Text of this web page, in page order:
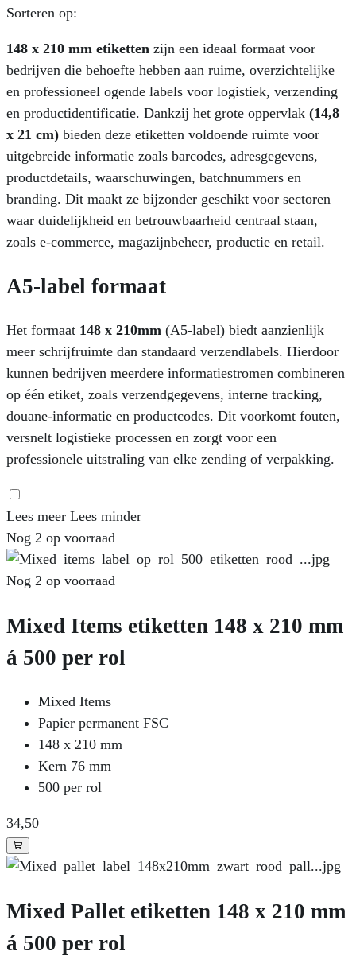
Sorteren op:
148 x 210 mm etiketten zijn een ideaal formaat voor
bedrijven die behoefte hebben aan ruime, overzichtelijke
en professioneel ogende labels voor logistiek, verzending
en productidentificatie. Dankzij het grote oppervlak (14,8
x 21 cm) bieden deze etiketten voldoende ruimte voor
uitgebreide informatie zoals barcodes, adresgegevens,
productdetails, waarschuwingen, batchnummers en
branding. Dit maakt ze bijzonder geschikt voor sectoren
waar duidelijkheid en betrouwbaarheid centraal staan,
zoals e‑commerce, magazijnbeheer, productie en retail.
A5-label formaat
Het formaat 148 x 210mm (A5‑label) biedt aanzienlijk
meer schrijfruimte dan standaard verzendlabels. Hierdoor
kunnen bedrijven meerdere informatiestromen combineren
op één etiket, zoals verzendgegevens, interne tracking,
douane-informatie en productcodes. Dit voorkomt fouten,
versnelt logistieke processen en zorgt voor een
professionele uitstraling van elke zending of verpakking.
Lees meer Lees minder
Nog 2 op voorraad
Nog 2 op voorraad
Mixed Items etiketten 148 x 210 mm
á 500 per rol
Mixed Items
Papier permanent FSC
148 x 210 mm
Kern 76 mm
500 per rol
34,50
Mixed Pallet etiketten 148 x 210 mm
á 500 per rol